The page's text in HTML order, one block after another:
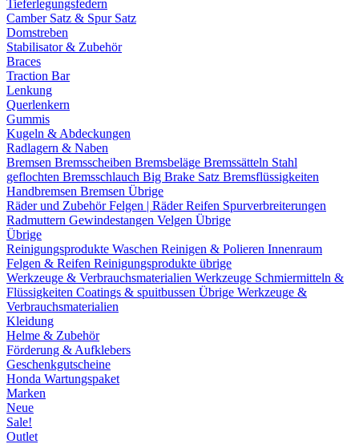
Tieferlegungsfedern
Camber Satz & Spur Satz
Domstreben
Stabilisator & Zubehör
Braces
Traction Bar
Lenkung
Querlenkern
Gummis
Kugeln & Abdeckungen
Radlagern & Naben
Bremsen Bremsscheiben Bremsbeläge Bremssätteln Stahl
geflochten Bremsschlauch Big Brake Satz Bremsflüssigkeiten
Handbremsen Bremsen Übrige
Räder und ZubehörFelgen | RäderReifen Spurverbreiterungen
Radmuttern Gewindestangen Velgen Übrige
Übrige
Reinigungsprodukte Waschen Reinigen & Polieren Innenraum
Felgen & Reifen Reinigungsprodukte übrige
Werkzeuge & Verbrauchsmaterialien Werkzeuge Schmiermitteln &
Flüssigkeiten Coatings & spuitbussen Übrige Werkzeuge &
Verbrauchsmaterialien
Kleidung
Helme & Zubehör
Förderung & Aufklebers
Geschenkgutscheine
Honda Wartungspaket
Marken
Neue
Sale!
Outlet